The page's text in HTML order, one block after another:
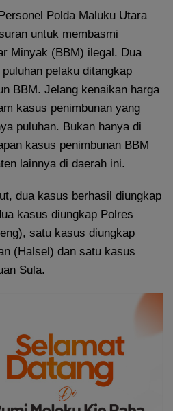
Polda Maluku Utara
untuk membasmi
Minyak (BBM) ilegal. Dua
pelaku ditangkap
BBM. Jelang kenaikan harga
kasus penimbunan yang
puluhan. Bukan hanya di
kasus penimbunan BBM
lainnya di daerah ini.
dua kasus berhasil diungkap
kasus diungkap Polres
satu kasus diungkap
(Halsel) dan satu kasus
Sula.